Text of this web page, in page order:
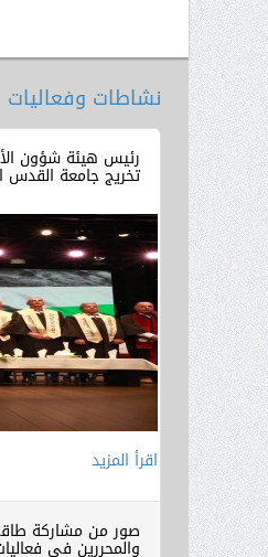
نشاطات وفعاليات
رئيس هيئة شؤون
تخريج جامعة القدس
اقرأ المزيد
صور من مشاركة
والمحررين في